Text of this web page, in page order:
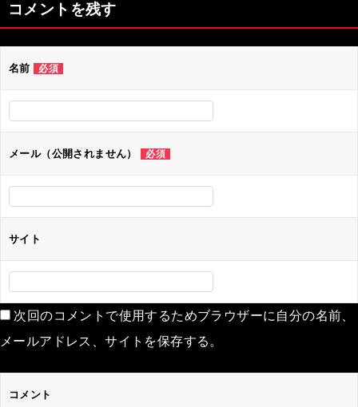
ビ
ゲ
ー
シ
ョ
ン
コメントを残す
名前 必須
メール（公開されません） 必須
サイト
次回のコメントで使用するためブラウザーに自分の名前、
メールアドレス、サイトを保存する。
コメント